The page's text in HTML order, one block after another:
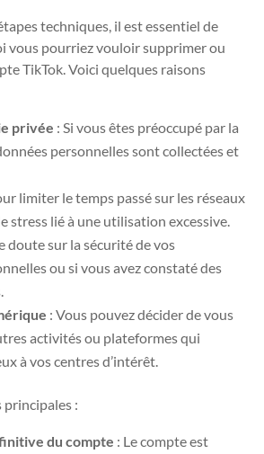
techniques, il est essentiel de
vous pourriez vouloir supprimer ou
TikTok. Voici quelques raisons
privée : Si vous êtes préoccupé par la
personnelles sont collectées et
limiter le temps passé sur les réseaux
stress lié à une utilisation excessive.
doute sur la sécurité de vos
ou si vous avez constaté des
: Vous pouvez décider de vous
activités ou plateformes qui
à vos centres d’intérêt.
:
du compte : Le compte est